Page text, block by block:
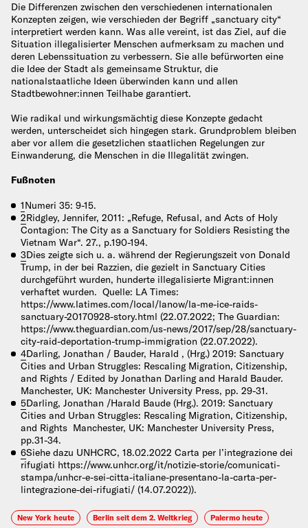
Die Differenzen zwischen den verschiedenen internationalen
Konzepten zeigen, wie verschieden der Begriff „sanctuary city“
interpretiert werden kann. Was alle vereint, ist das Ziel, auf die
Situation illegalisierter Menschen aufmerksam zu machen und
deren Lebenssituation zu verbessern. Sie alle befürworten eine
die Idee der Stadt als gemeinsame Struktur, die
nationalstaatliche Ideen überwinden kann und allen
Stadtbewohner:innen Teilhabe garantiert.
Wie radikal und wirkungsmächtig diese Konzepte gedacht
werden, unterscheidet sich hingegen stark. Grundproblem bleiben
aber vor allem die gesetzlichen staatlichen Regelungen zur
Einwanderung, die Menschen in die Illegalität zwingen.
Fußnoten
1Numeri 35: 9-15.
2Ridgley, Jennifer, 2011: „Refuge, Refusal, and Acts of Holy
Contagion: The City as a Sanctuary for Soldiers Resisting the
Vietnam War“. 27., p.190-194.
3Dies zeigte sich u. a. während der Regierungszeit von Donald
Trump, in der bei Razzien, die gezielt in Sanctuary Cities
durchgeführt wurden, hunderte illegalisierte Migrant:innen
verhaftet wurden. Quelle: LA Times:
https://www.latimes.com/local/lanow/la-me-ice-raids-
sanctuary-20170928-story.html (22.07.2022; The Guardian:
https://www.theguardian.com/us-news/2017/sep/28/sanctuary-
city-raid-deportation-trump-immigration (22.07.2022).
4Darling, Jonathan / Bauder, Harald , (Hrg.) 2019: Sanctuary
Cities and Urban Struggles: Rescaling Migration, Citizenship,
and Rights / Edited by Jonathan Darling and Harald Bauder.
Manchester, UK: Manchester University Press, pp. 29-31.
5Darling, Jonathan /Harald Baude (Hrg.). 2019: Sanctuary
Cities and Urban Struggles: Rescaling Migration, Citizenship,
and Rights Manchester, UK: Manchester University Press,
pp.31-34.
6Siehe dazu UNHCRC, 18.02.2022 Carta per l’integrazione dei
rifugiati https://www.unhcr.org/it/notizie-storie/comunicati-
stampa/unhcr-e-sei-citta-italiane-presentano-la-carta-per-
lintegrazione-dei-rifugiati/ (14.07.2022)).
New York heute Berlin seit dem 2. Weltkrieg Palermo heute